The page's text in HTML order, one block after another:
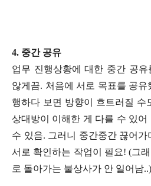
4. 중간 공유
업무 진행상황에 대한 중간 공유
않게끔. 처음에 서로 목표를 공
행하다 보면 방향이 흐트러질 수
상대방이 이해한 게 다를 수 있
수 있음. 그러니 중간중간 끊어가
서로 확인하는 작업이 필요! (그
로 돌아가는 불상사가 안 일어남..)